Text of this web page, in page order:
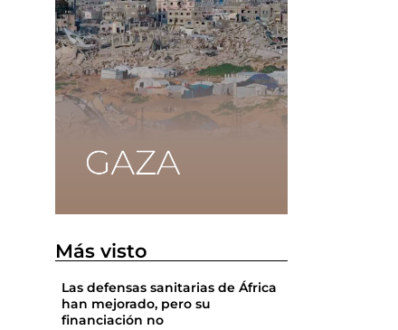
Más visto
Las defensas sanitarias de África
han mejorado, pero su
financiación no